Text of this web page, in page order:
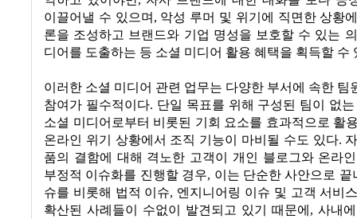
이끌어낼 수 있으며 , 악성 루머 및 위기에 직면한 상황
론을 조성하고 브랜드와 기업 명성을 보호할 수 있는
디어를 도출하는 등 소셜 미디어 활용 혜택을 획득할 수
이러한 소셜 미디어 관련 업무는 다양한 부서에 속한 팀
참여가 필수적이다. 단일 목표를 위해 구성된 팀이 없
소셜 미디어로부터 비롯된 기회 요소를 효과적으로 활
온라인 위기 상황에서 조직 기능이 마비될 수도 있다.
품의 결함에 대해 격노한 고객이 개인 블로그와 온라
부정적 이슈화를 진행할 경우, 이는 단순한 사안으로
슈를 비롯해 법적 이슈, 엔지니어링 이슈 및 고객 서비
확산된 사례들이 수없이 발견되고 있기 때문에 , 사내